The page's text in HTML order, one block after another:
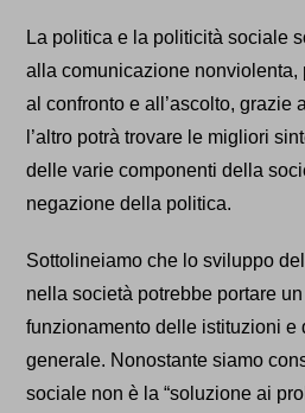
La politica e la politicità sociale
alla comunicazione
al confronto e all’ascolto, grazie
l’altro potrà trovare le migliori
delle varie componenti della
negazione della politica.
Sottolineiamo che lo sviluppo
nella società potrebbe portare
funzionamento delle istituzioni e
generale. Nonostantesiamo
sociale non è la “soluzione ai